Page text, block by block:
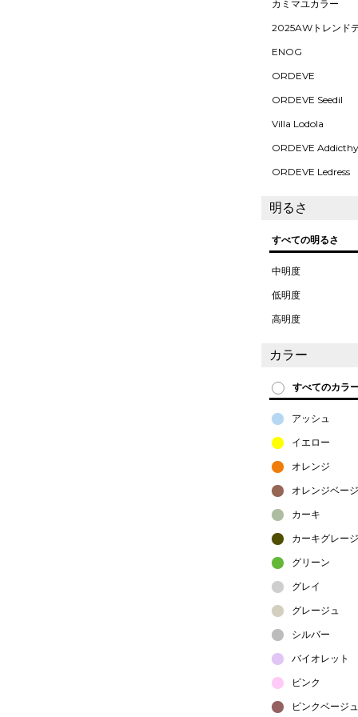
カミマユカラー
2025AWトレンド
ENOG
ORDEVE
ORDEVE Seedil
Villa Lodola
ORDEVE Addicthy
ORDEVE Ledress
明るさ
すべての明るさ
中明度
低明度
高明度
カラー
すべてのカラ
アッシュ
イエロー
オレンジ
オレンジベー
カーキ
カーキグレー
グリーン
グレイ
グレージュ
シルバー
バイオレット
ピンク
ピンクベージュ